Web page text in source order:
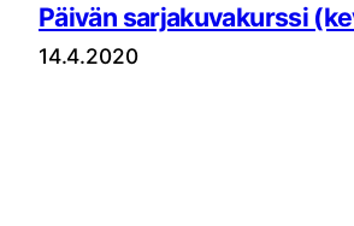
Päivän sarjakuvakurssi
14.4.2020